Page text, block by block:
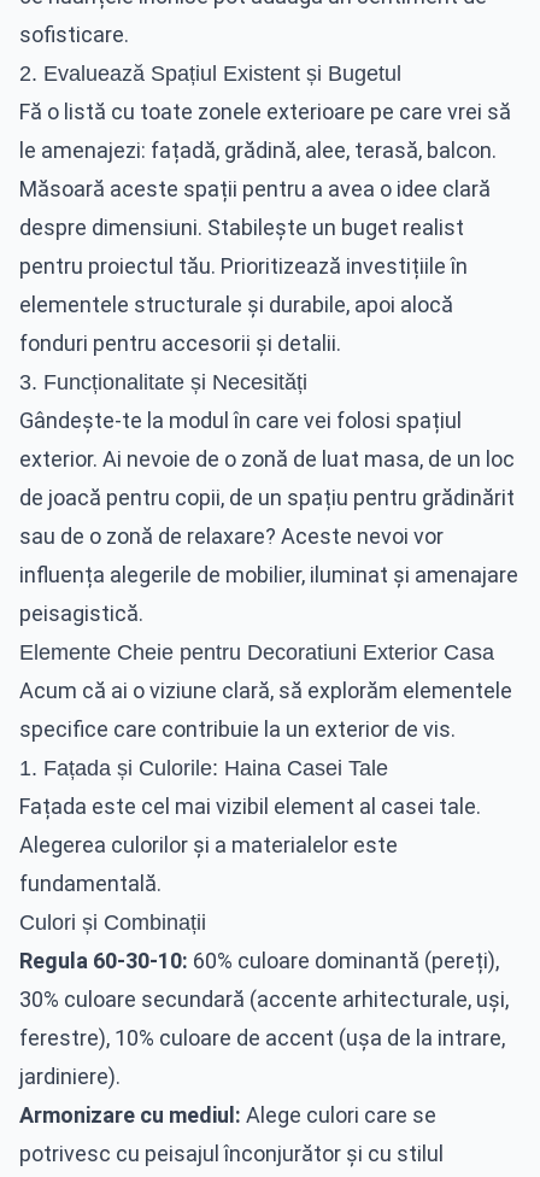
sofisticare.
2. Evaluează Spațiul Existent și Bugetul
Fă o listă cu toate zonele exterioare pe care vrei să
le amenajezi: fațadă, grădină, alee, terasă, balcon.
Măsoară aceste spații pentru a avea o idee clară
despre dimensiuni. Stabilește un buget realist
pentru proiectul tău. Prioritizează investițiile în
elementele structurale și durabile, apoi alocă
fonduri pentru accesorii și detalii.
3. Funcționalitate și Necesități
Gândește-te la modul în care vei folosi spațiul
exterior. Ai nevoie de o zonă de luat masa, de un loc
de joacă pentru copii, de un spațiu pentru grădinărit
sau de o zonă de relaxare? Aceste nevoi vor
influența alegerile de mobilier, iluminat și amenajare
peisagistică.
Elemente Cheie pentru Decoratiuni Exterior Casa
Acum că ai o viziune clară, să explorăm elementele
specifice care contribuie la un exterior de vis.
1. Fațada și Culorile: Haina Casei Tale
Fațada este cel mai vizibil element al casei tale.
Alegerea culorilor și a materialelor este
fundamentală.
Culori și Combinații
Regula 60-30-10: 60% culoare dominantă (pereți),
30% culoare secundară (accente arhitecturale, uși,
ferestre), 10% culoare de accent (ușa de la intrare,
jardiniere).
Armonizare cu mediul: Alege culori care se
potrivesc cu peisajul înconjurător și cu stilul